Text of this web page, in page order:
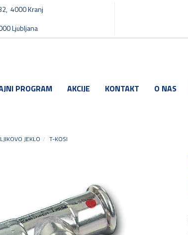
4000 Kranj
Ljubljana
PROGRAM AKCIJE KONTAKT O NAS
JEKLO T-KOSI